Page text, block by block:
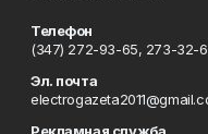
Телефон
(347) 272-93-65, 273-32-
Эл. почта